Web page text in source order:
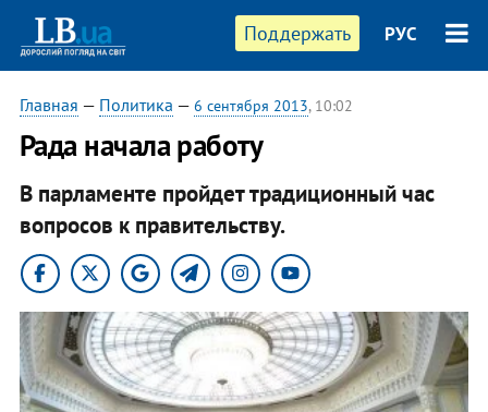
Поддержать РУС
Главная — Политика — 6 сентября 2013, 10:02
Рада начала работу
В парламенте пройдет традиционный час
вопросов к правительству.